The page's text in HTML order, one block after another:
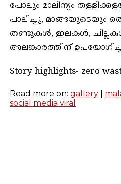
പോലും മാലിന്യം
പാലിച്ചു, മാങ്ങയുടെയും
തണ്ടുകൾ, ഇലകൾ,
അലങ്കാരത്തിന്
Story highlights- zero
Read more on: gallery
social media viral